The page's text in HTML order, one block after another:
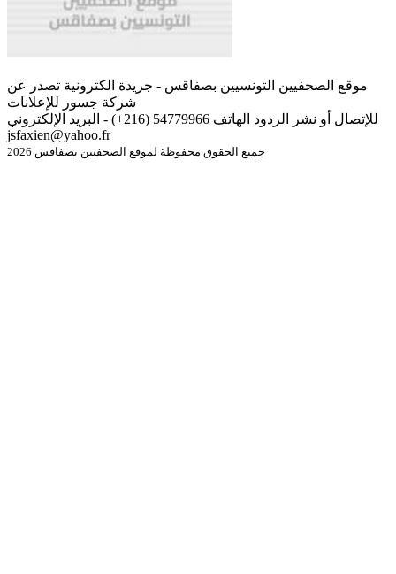
موقع الصحفيين التونسيين بصفاقس - جريدة الكترونية تصدر عن
شركة جسور للإعلانات
للإتصال أو نشر الردود الهاتف 54779966 (216+) - البريد الإلكتروني
jsfaxien@yahoo.fr
جميع الحقوق محفوظة لموقع الصحفيين بصفاقس 2026